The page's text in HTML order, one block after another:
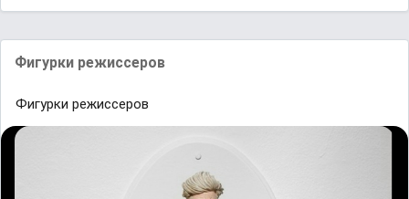
Фигурки режиссеров
Фигурки режиссеров